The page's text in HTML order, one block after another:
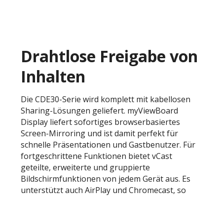
Drahtlose Freigabe von
Inhalten
Die CDE30-Serie wird komplett mit kabellosen
Sharing-Lösungen geliefert. myViewBoard
Display liefert sofortiges browserbasiertes
Screen-Mirroring und ist damit perfekt für
schnelle Präsentationen und Gastbenutzer. Für
fortgeschrittene Funktionen bietet vCast
geteilte, erweiterte und gruppierte
Bildschirmfunktionen von jedem Gerät aus. Es
unterstützt auch AirPlay und Chromecast, so